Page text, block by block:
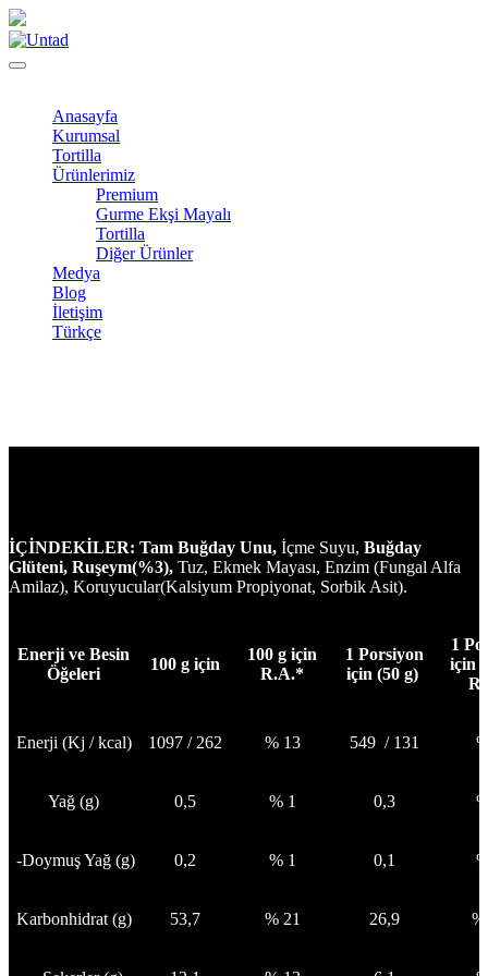
Anasayfa
Kurumsal
Tortilla
Ürünlerimiz
Premium
Gurme Ekşi Mayalı
Tortilla
Diğer Ürünler
Medya
Blog
İletişim
Türkçe
İÇİNDEKİLER: Tam Buğday Unu, İçme Suyu, Buğday
Glüteni, Ruşeym(%3), Tuz, Ekmek Mayası, Enzim (Fungal Alfa
Amilaz), Koruyucular(Kalsiyum Propiyonat, Sorbik Asit).
Enerji ve Besin
Öğeleri
100 g için
100 g için
R.A.*
1 Porsiyon
için (50 g)
1
için
Enerji (Kj / kcal) 1097 / 262 % 13 549 / 131
Yağ (g) 0,5 % 1 0,3
-Doymuş Yağ (g) 0,2 % 1 0,1
Karbonhidrat (g) 53,7 % 21 26,9